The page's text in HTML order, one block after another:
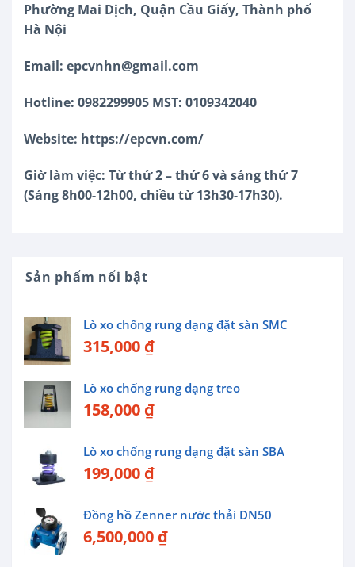
Phường Mai Dịch, Quận Cầu Giấy, Thành phố
Hà Nội
Email: epcvnhn@gmail.com
Hotline: 0982299905 MST: 0109342040
Website: https://epcvn.com/
Giờ làm việc: Từ thứ 2 – thứ 6 và sáng thứ 7
(Sáng 8h00-12h00, chiều từ 13h30-17h30).
Sản phẩm nổi bật
Lò xo chống rung dạng đặt sàn SMC
315,000 ₫
Lò xo chống rung dạng treo
158,000 ₫
Lò xo chống rung dạng đặt sàn SBA
199,000 ₫
Đồng hồ Zenner nước thải DN50
6,500,000 ₫